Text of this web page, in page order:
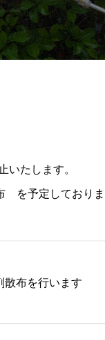
たします。
を予定しておりま
散布を行います